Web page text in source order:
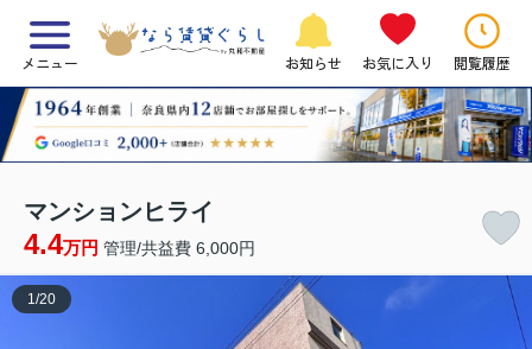
メニュー お知らせ お気に入り 閲覧履歴
マンションヒライ
4.4万円 管理/共益費 6,000円
1/20